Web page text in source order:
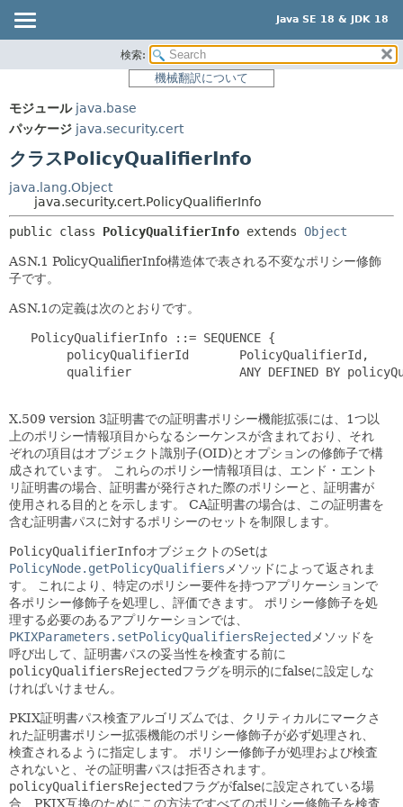
Java SE 18 & JDK 18
パッケージ
使用
ツリー
プレビュー
非推奨
索引
ヘルプ
サマリー:
ネスト済
メソッド
詳細:
フィールド
コンストラクタ
検索:
機械翻訳について
モジュール java.base
パッケージ java.security.cert
クラスPolicyQualifierInfo
java.lang.Object
java.security.cert.PolicyQualifierInfo
public class PolicyQualifierInfo extends Object
ASN.1 PolicyQualifierInfo構造体で表される不変なポリシー修飾
子です。
ASN.1の定義は次のとおりです。
   PolicyQualifierInfo ::= SEQUENCE {
        policyQualifierId       PolicyQualifierId,
qualifier               ANY DEFINED BY
X.509 version 3証明書での証明書ポリシー機能拡張には、1つ以
上のポリシー情報項目からなるシーケンスが含まれており、それ
ぞれの項目はオブジェクト識別子(OID)とオプションの修飾子で構
成されています。
これらのポリシー情報項目は、エンド・エント
リ証明書の場合、証明書が発行された際のポリシーと、証明書が
使用される目的とを示します。
CA証明書の場合は、この証明書を
含む証明書パスに対するポリシーのセットを制限します。
PolicyQualifierInfoオブジェクトのSetは
PolicyNode.getPolicyQualifiers メソッドによって返されま
す。
これにより、特定のポリシー要件を持つアプリケーションで
各ポリシー修飾子を処理し、評価できます。
ポリシー修飾子を処
理する必要のあるアプリケーションでは、
PKIXParameters.setPolicyQualifiersRejected メソッドを
呼び出して、証明書パスの妥当性を検査する前に
policyQualifiersRejectedフラグを明示的にfalseに設定しな
ければいけません。
PKIX証明書パス検査アルゴリズムでは、クリティカルにマークさ
れた証明書ポリシー拡張機能のポリシー修飾子が必ず処理され、
検査されるように指定します。
ポリシー修飾子が処理および検査
されないと、その証明書パスは拒否されます。
policyQualifiersRejectedフラグがfalseに設定されている場
合、PKIX互換のためにこの方法ですべてのポリシー修飾子を検査